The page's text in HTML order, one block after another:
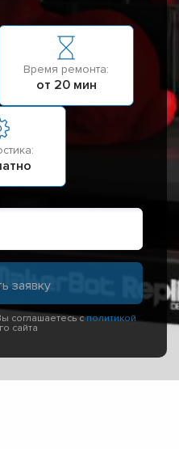
Время ремонта:
от 20 мин
соглашаетесь сполитикой
сайта